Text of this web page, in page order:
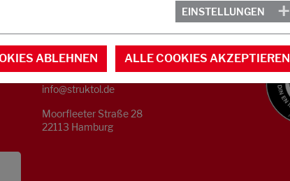
KONTAKT
Telefon +49 40 733 62 - 0
info@struktol.de
Moorfleeter Straße 28
22113 Hamburg
EINSTELLUNGEN
ABLEHNEN ALLE COOKIES AKZEPTIEREN